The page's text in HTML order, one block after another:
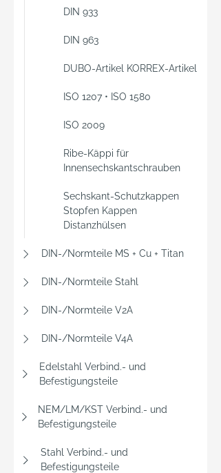
DIN 933
DIN 963
DUBO-Artikel KORREX-Artikel
ISO 1207 • ISO 1580
ISO 2009
Ribe-Käppi für
Innensechskantschrauben
Sechskant-Schutzkappen
Stopfen Kappen
Distanzhülsen
DIN-/Normteile MS + Cu + Titan
DIN-/Normteile Stahl
DIN-/Normteile V2A
DIN-/Normteile V4A
Edelstahl Verbind.- und
Befestigungsteile
NEM/LM/KST Verbind.- und
Befestigungsteile
Stahl Verbind.- und
Befestigungsteile